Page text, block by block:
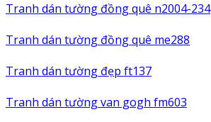
Tranh dán tường đồng quê n2004-234
Tranh dán tường đồng quê me288
Tranh dán tường đẹp ft137
Tranh dán tường van gogh fm603